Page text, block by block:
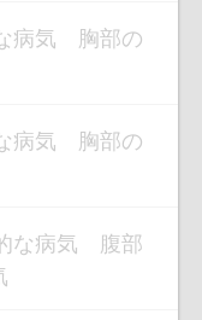
病気 胸部の
病気 胸部の
な病気 腹部